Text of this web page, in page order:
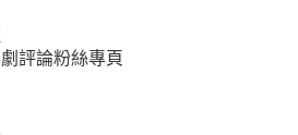
評論粉絲專頁